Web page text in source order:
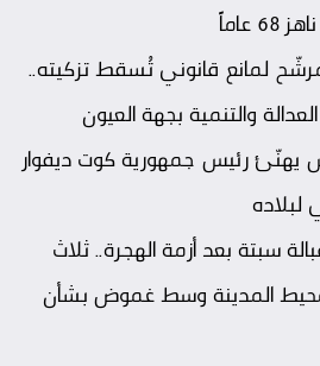
عاماً
لمانع قانوني تُسقط تزكيته..
والتنمية بجهة العيون
يهنّئ رئيس جمهورية كوت ديفوار
لبلاده
سبتة بعد أزمة الهجرة.. ثلاث
المدينة وسط غموض بشأن